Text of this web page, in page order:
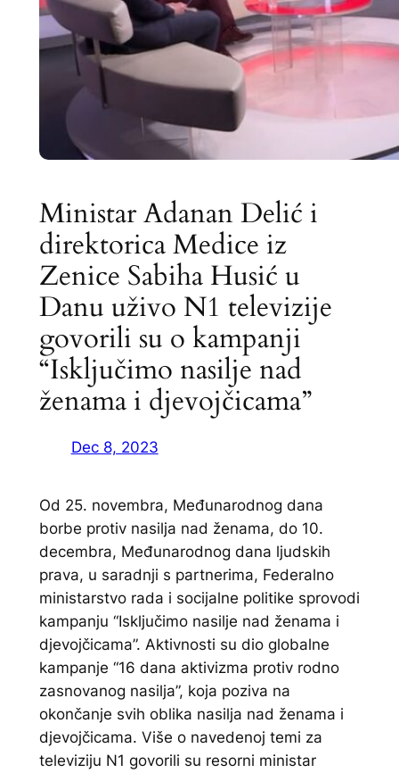
Ministar Adanan Delić i
direktorica Medice iz
Zenice Sabiha Husić u
Danu uživo N1 televizije
govorili su o kampanji
“Isključimo nasilje nad
ženama i djevojčicama”
Dec 8, 2023
Od 25. novembra, Međunarodnog dana
borbe protiv nasilja nad ženama, do 10.
decembra, Međunarodnog dana ljudskih
prava, u saradnji s partnerima, Federalno
ministarstvo rada i socijalne politike sprovodi
kampanju “Isključimo nasilje nad ženama i
djevojčicama”. Aktivnosti su dio globalne
kampanje “16 dana aktivizma protiv rodno
zasnovanog nasilja”, koja poziva na
okončanje svih oblika nasilja nad ženama i
djevojčicama. Više o navedenoj temi za
televiziju N1 govorili su resorni ministar